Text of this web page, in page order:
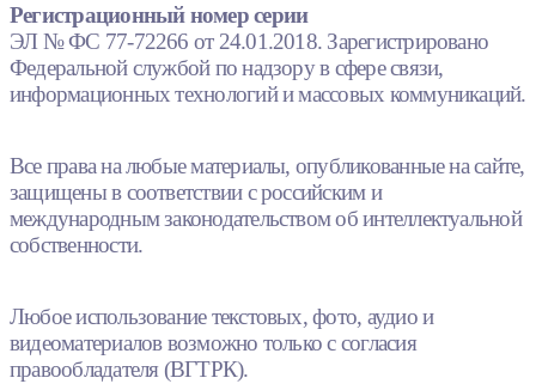
Регистрационный номер серии
ЭЛ № ФС 77-72266 от 24.01.2018. Зарегистрировано
Федеральной службой по надзору в сфере связи,
информационных технологий и массовых коммуникаций.
Все права на любые материалы, опубликованные на сайте,
защищены в соответствии с российским и
международным законодательством об интеллектуальной
собственности.
Любое использование текстовых, фото, аудио и
видеоматериалов возможно только с согласия
правообладателя (ВГТРК).